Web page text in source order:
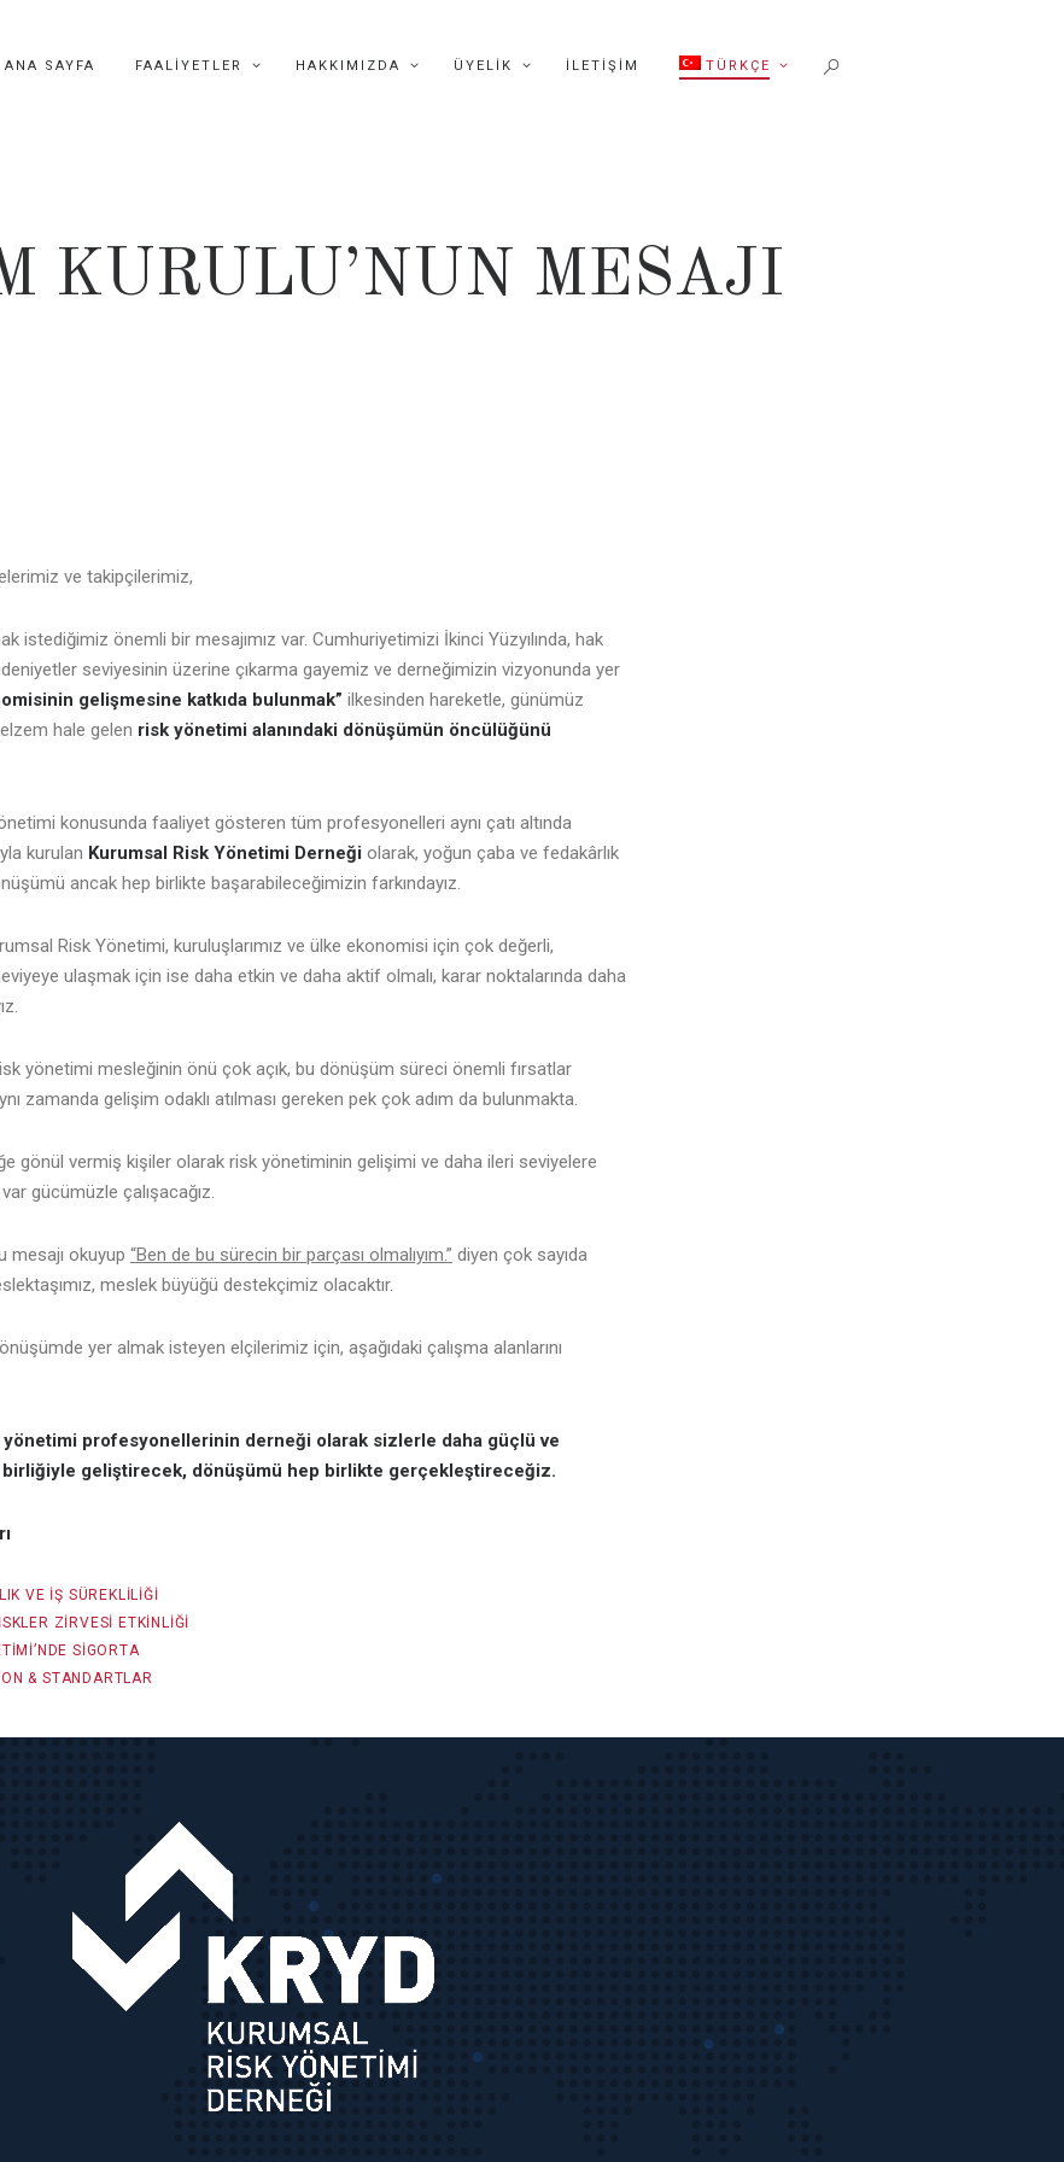
ANA SAYFA FAALIYETLER HAKKIMIZDA ÜYELIK İLETIŞIM TÜRKÇE
KURULU’NUN MESAJI
ve takipçilerimiz,
istediğimiz önemli bir mesajımız var. Cumhuriyetimizi İkinci Yüzyılında, hak
seviyesinin üzerine çıkarma gayemiz ve derneğimizin vizyonunda yer
gelişmesine katkıda bulunmak” ilkesinden hareketle, günümüz
hale gelen risk yönetimi alanındaki dönüşümün öncülüğünü
konusunda faaliyet gösteren tüm profesyonelleri aynı çatı altında
kurulan Kurumsal Risk Yönetimi Derneği olarak, yoğun çaba ve fedakârlık
ancak hep birlikte başarabileceğimizin farkındayız.
Risk Yönetimi, kuruluşlarımız ve ülke ekonomisi için çok değerli,
ulaşmak için ise daha etkin ve daha aktif olmalı, karar noktalarında daha
yönetimi mesleğinin önü çok açık, bu dönüşüm süreci önemli fırsatlar
zamanda gelişim odaklı atılması gereken pek çok adım da bulunmakta.
gönül vermiş kişiler olarak risk yönetiminin gelişimi ve daha ileri seviyelere
var gücümüzle çalışacağız.
mesajı okuyup “Ben de bu sürecin bir parçası olmalıyım.” diyen çok sayıda
meslek büyüğü destekçimiz olacaktır.
yer almak isteyen elçilerimiz için, aşağıdaki çalışma alanlarını
yönetimi profesyonellerinin derneği olarak sizlerle daha güçlü ve
geliştirecek, dönüşümü hep birlikte gerçekleştireceğiz.
VE İŞ SÜREKLILIĞI
ZIRVESI ETKINLIĞI
SIGORTA
& STANDARTLAR